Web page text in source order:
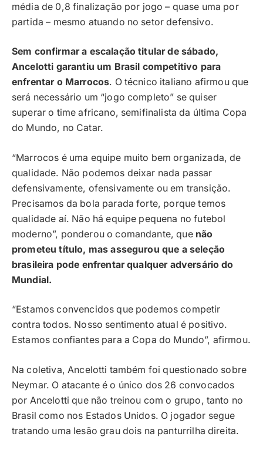
média de 0,8 finalização por jogo – quase uma por
partida – mesmo atuando no setor defensivo.
Sem confirmar a escalação titular de sábado,
Ancelotti garantiu um Brasil competitivo para
enfrentar o Marrocos. O técnico italiano afirmou que
será necessário um “jogo completo” se quiser
superar o time africano, semifinalista da última Copa
do Mundo, no Catar.
“Marrocos é uma equipe muito bem organizada, de
qualidade. Não podemos deixar nada passar
defensivamente, ofensivamente ou em transição.
Precisamos da bola parada forte, porque temos
qualidade aí. Não há equipe pequena no futebol
moderno”, ponderou o comandante, que não
prometeu título, mas assegurou que a seleção
brasileira pode enfrentar qualquer adversário do
Mundial.
“Estamos convencidos que podemos competir
contra todos. Nosso sentimento atual é positivo.
Estamos confiantes para a Copa do Mundo”, afirmou.
Na coletiva, Ancelotti também foi questionado sobre
Neymar. O atacante é o único dos 26 convocados
por Ancelotti que não treinou com o grupo, tanto no
Brasil como nos Estados Unidos. O jogador segue
tratando uma lesão grau dois na panturrilha direita.